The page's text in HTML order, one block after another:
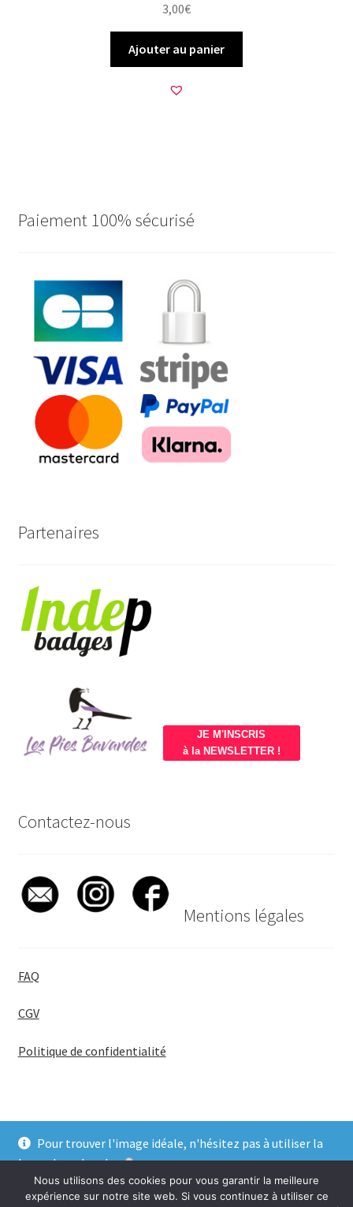
Pour trouver l'image idéale, n'hésitez pas à utiliser la
barre de recherche
Ignorer
3,00€
Ajouter au panier
Paiement 100% sécurisé
Partenaires
JE M'INSCRIS
à la NEWSLETTER !
Contactez-nous
Mentions légales
FAQ
CGV
Politique de confidentialité
© BadgeGirl® 2026
Nous utilisons des cookies pour vous garantir la meilleure
expérience sur notre site web. Si vous continuez à utiliser ce